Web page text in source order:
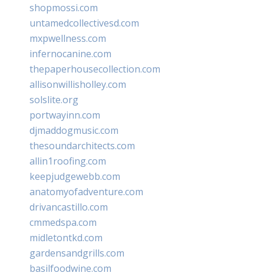
shopmossi.com
untamedcollectivesd.com
mxpwellness.com
infernocanine.com
thepaperhousecollection.com
allisonwillisholley.com
solslite.org
portwayinn.com
djmaddogmusic.com
thesoundarchitects.com
allin1roofing.com
keepjudgewebb.com
anatomyofadventure.com
drivancastillo.com
cmmedspa.com
midletontkd.com
gardensandgrills.com
basilfoodwine.com